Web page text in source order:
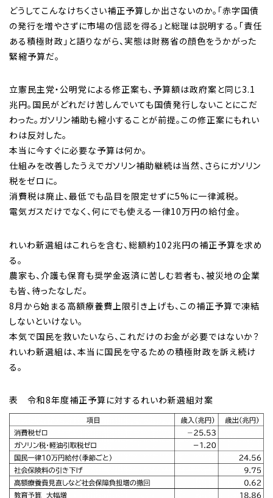
どうしてこんなけちくさい補正予算しか出さないのか。「赤字国債
の発行を増やさずに市場の信認を得る」と総理は説明する。「責任
ある積極財政」と語りながら、実態は財務省の顔色をうかがった
緊縮予算だ。
立憲民主党・公明党による修正案も、予算額は政府案と同じ3.1
兆円。国民がどれだけ苦しんでいても国債発行しないことにこだ
わった。ガソリン補助も縮小することが前提。この修正案にもれい
わは反対した。
本当に今すぐに必要な予算は何か。
仕組みを改善したうえでガソリン補助継続は当然、さらにガソリン
税をゼロに。
消費税は廃止、最低でも品目を限定せずに5%に一律減税。
電気ガスだけでなく、何にでも使える一律10万円の給付金。
れいわ新選組はこれらを含む、総額約102兆円の補正予算を求め
る。
農家も、介護も保育も奨学金返済に苦しむ若者も、被災地の企業
も皆、待ったなしだ。
8月から始まる高額療養費上限引き上げも、この補正予算で凍結
しないといけない。
本気で国民を救いたいなら、これだけのお金が必要ではないか？
れいわ新選組は、本当に国民を守るための積極財政を訴え続け
る。
表 令和8年度補正予算に対するれいわ新選組対案